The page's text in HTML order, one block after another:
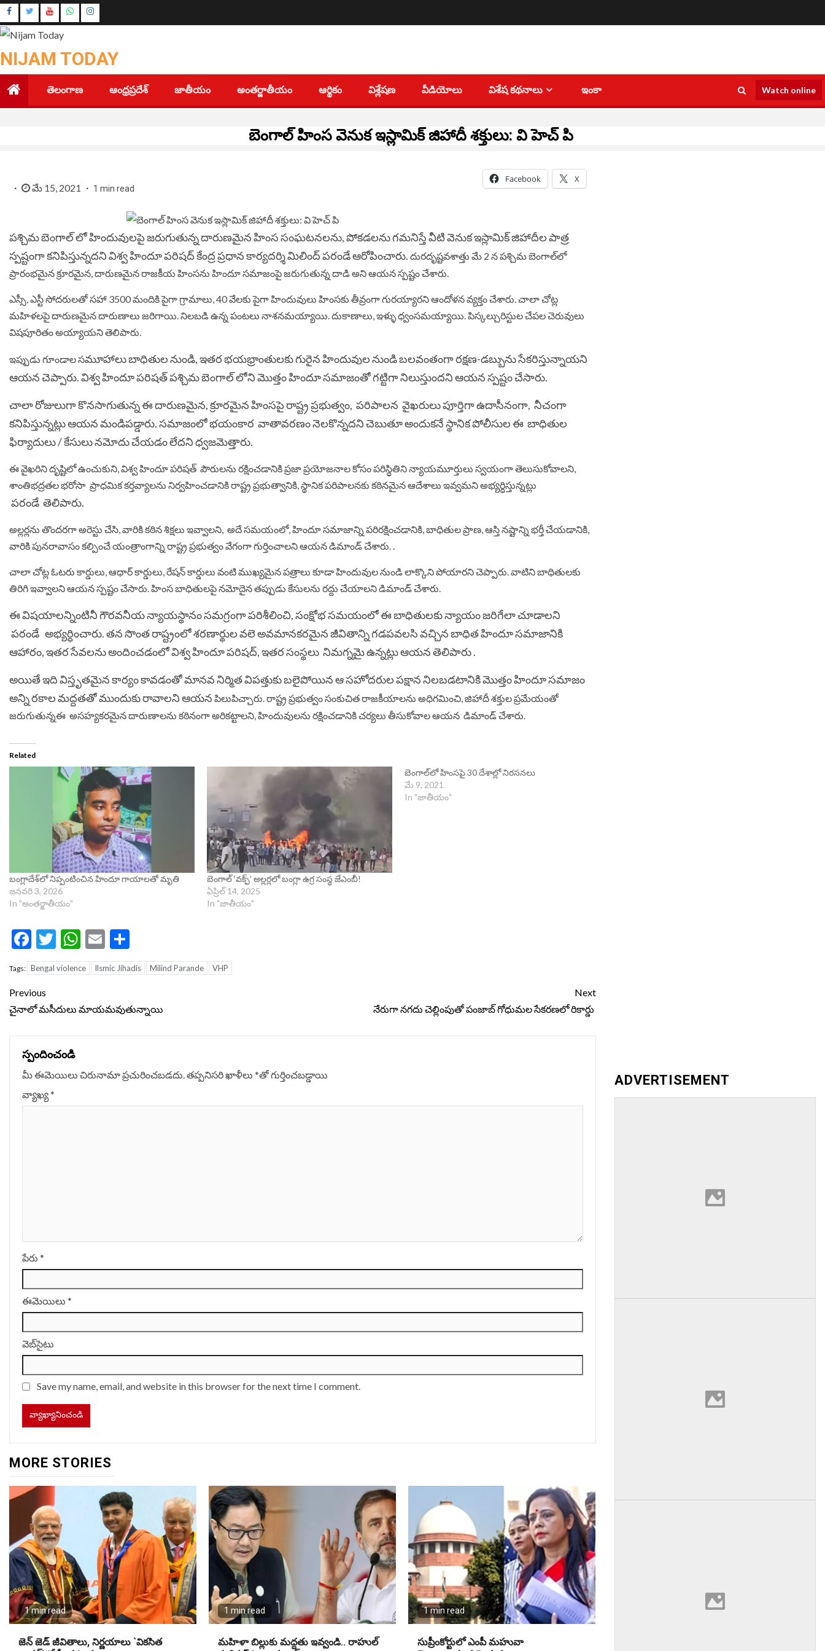
Skip
to
content
Youtube
Instagram
NIJAM TODAY
తెలంగాణ ఆంధ్రప్రదేశ్ జాతీయం అంతర్జాతీయం ఆర్థికం విశ్లేషణ వీడియోలు విశేష కథనాలు ఇంకా Watch online
బెంగాల్ హింస వెనుక ఇస్లామిక్ జిహాదీ శక్తులు: వి హెచ్ పి
మే 15, 2021 1 min read
Facebook X
పశ్చిమ బెంగాల్ లో హిందువులపై జరుగుతున్న దారుణమైన హింస సంఘటనలను, పోకడలను గమనిస్తే వీటి వెనుక ఇస్లామిక్ జిహాదీల పాత్ర
స్పష్టంగా కనిపిస్తున్నదని విశ్వ హిందూ పరిషద్ కేంద్ర ప్రధాన కార్యదర్శి మిలింద్పరండే ఆరోపించారు. దురదృష్టవశాత్తు మే 2 న పశ్చిమ బెంగాల్‌లో
ప్రారంభమైన క్రూరమైన, దారుణమైన రాజకీయ హింసను హిందూ సమాజంపై జరుగుతున్న దాడి అని ఆయన స్పష్టం చేశారు.
ఎస్సీ, ఎస్టీ సోదరులతో సహా 3500 మందికి పైగా గ్రామాలు, 40 వేలకు పైగా హిందువులు హింసకు తీవ్రంగా గురయ్యారని ఆందోళన వ్యక్తం చేశారు. చాలా చోట్ల
మహిళలపై దారుణమైన దారుణాలు జరిగాయి. నిలబడి ఉన్న పంటలు నాశనమయ్యాయి. దుకాణాలు, ఇళ్ళు ధ్వంసమయ్యాయి. పిస్కల్చురిస్టుల చేపల చెరువులు
విషపూరితం అయ్యాయని తెలిపారు.
ఇప్పుడు గూండాల సమూహాలు బాధితుల నుండి, ఇతర భయభ్రాంతులకు గురైన హిందువుల నుండి బలవంతంగా రక్షణ-డబ్బును సేకరిస్తున్నాయని
ఆయన చెప్పారు. విశ్వ హిందూ పరిషత్ పశ్చిమ బెంగాల్ లోని మొత్తం హిందూ సమాజంతో గట్టిగా నిలుస్తుందని ఆయన స్పష్టం చేసారు.
చాలా రోజులుగా కొనసాగుతున్న ఈ దారుణమైన, క్రూరమైన హింసపై రాష్ట్ర ప్రభుత్వం, పరిపాలన వైఖరులు పూర్తిగా ఉదాసీనంగా, నీచంగా
కనిపిస్తున్నట్లు ఆయన మండిపడ్డారు. సమాజంలో భయంకార వాతావరణం నెలకొన్నదని చెబుతూ అందుకనే స్థానిక పోలీసుల ఈ బాధితుల
ఫిర్యాదులు / కేసులు నమోదు చేయడం లేదని ధ్వజమెత్తారు.
ఈ వైఖరిని దృష్టిలో ఉంచుకుని, విశ్వ హిందూ పరిషత్ పౌరులను రక్షించడానికి ప్రజా ప్రయోజనాల కోసం పరిస్థితిని న్యాయమూర్తులు స్వయంగా తెలుసుకోవాలని,
శాంతిభద్రతల భరోసా ప్రాధమిక కర్తవ్యాలను నిర్వహించడానికి రాష్ట్ర ప్రభుత్వానికి, స్థానిక పరిపాలనకు కఠినమైన ఆదేశాలు ఇవ్వమని అభ్యర్ధిస్తున్నట్లు
పరండే తెలిపారు.
అల్లర్లను తొందరగా అరెస్టు చేసి, వారికి కఠిన శిక్షలు ఇవ్వాలని, అదే సమయంలో, హిందూ సమాజాన్ని పరిరక్షించడానికి, బాధితుల ప్రాణ, ఆస్తి నష్టాన్ని భర్తీ చేయడానికి,
వారికి పునరావాసం కల్పించే యంత్రాంగాన్ని రాష్ట్ర ప్రభుత్వం వేగంగా గుర్తించాలని ఆయన డిమాండ్ చేశారు. .
చాలా చోట్ల ఓటరు కార్డులు, ఆధార్ కార్డులు, రేషన్ కార్డులు వంటి ముఖ్యమైన పత్రాలు కూడా హిందువుల నుండి లాక్కొని పోయారని చెప్పారు. వాటిని బాధితులకు
తిరిగి ఇవ్వాలని ఆయన స్పష్టం చేసారు. హింస బాధితులపై నమోదైన తప్పుడు కేసులను రద్దు చేయాలని డిమాండ్ చేశారు.
ఈ విషయాలన్నింటినీ గౌరవనీయ న్యాయస్థానం సమగ్రంగా పరిశీలించి, సంక్షోభ సమయంలో ఈ బాధితులకు న్యాయం జరిగేలా చూడాలని
పరండే అభ్యర్ధించారు.తన సొంత రాష్ట్రంలో శరణార్థుల వలె అవమానకరమైన జీవితాన్ని గడపవలసి వచ్చిన బాధిత హిందూ సమాజానికి
ఆహారం, ఇతర సేవలను అందించడంలో విశ్వ హిందూ పరిషద్, ఇతర సంస్థలు నిమగ్నమై ఉన్నట్లు ఆయన తెలిపారు .
అయితే ఇది విస్తృతమైన కార్యం కావడంతో మానవ నిర్మిత విపత్తుకు బలైపోయిన ఆ సహోదరుల పక్షాన నిలబడటానికి మొత్తం హిందూ సమాజం
అన్ని రకాల మద్దతతో ముందుకు రావాలని ఆయన పిలుపిచ్చారు. రాష్ట్ర ప్రభుత్వం సంకుచిత రాజకీయాలను అధిగమించి, జిహాదీ శక్తుల ప్రమేయంతో
జరుగుతున్నఈ అసహ్యకరమైన దారుణాలను కఠినంగా అరికట్టాలని, హిందువులను రక్షించడానికి చర్యలు తీసుకోవాల ఆయన డిమాండ్ చేశారు.
Related
బంగ్లాదేశ్‌లో నిప్పంటించిన హిందూ గాయాలతో మృతి
జనవరి 3, 2026
In "అంతర్జాతీయం"
బెంగాల్ ‘వక్ఫ్‌’ అల్లర్లలో బంగ్లా ఉగ్ర సంస్థ జేఎంబీ!
ఏప్రిల్ 14, 2025
In "జాతీయం"
బెంగాల్‌లో హింసపై 30 దేశాల్లో నిరసనలు
మే 9, 2021
In "జాతీయం"
Facebook
Twitter
WhatsApp
Email
Tags: Bengal violence Ilsmic Jihadis Milind Parande VHP
Continue
Reading
Previous
చైనాలో మసీదులు మాయ‌మ‌వుతున్నాయి
Next
నేరుగా నగదు చెల్లింపుతో పంజాబ్ గోధుమల సేకరణలో రికార్డు
స్పందించండి
మీ ఈమెయిలు చిరునామా ప్రచురించబడదు.తప్పనిసరి ఖాళీలు *‌తో గుర్తించబడ్డాయి
వ్యాఖ్య*
పేరు *
ఈమెయిలు *
వెబ్‌సైటు
Save my name, email, and website in this browser for the next time I comment.
MORE STORIES
1 min read
జెన్ జెడ్ జీవితాలు, నిర్ణయాలు `వికసిత
1 min read
మహిళా బిల్లుకు మద్దతు ఇవ్వండి.. రాహుల్
1 min read
సుప్రీంకోర్టులో ఎంపీ మహువా
ADVERTISEMENT